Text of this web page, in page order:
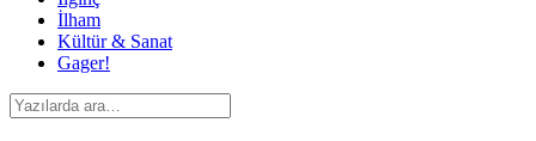
İlham
Kültür & Sanat
Gager!